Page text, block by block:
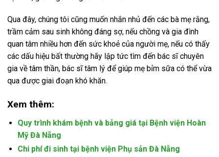
Qua đây, chúng tôi cũng muốn nhắn nhủ đến các bà mẹ rằng,
trầm cảm sau sinh không đáng sợ, nếu chồng và gia đình
quan tâm nhiều hơn đến sức khoẻ của người mẹ, nếu có thấy
các dấu hiệu bất thường hãy lập tức tìm đến bác sĩ chuyên
gia về tâm thần, bác sĩ tâm lý để giúp mẹ bỉm sữa có thể vừa
qua được giai đoạn khó khăn.
Xem thêm:
Quy trình khám bệnh và bảng giá tại Bệnh viện Hoàn
Mỹ Đà Nẵng
Chi phí đi sinh tại bệnh viện Phụ sản Đà Nẵng